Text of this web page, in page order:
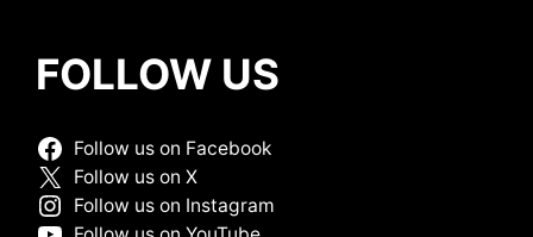
FOLLOW US
Follow us on Facebook
Follow us on X
Follow us on Instagram